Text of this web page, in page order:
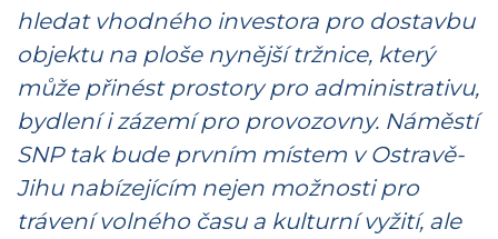
hledat vhodného investora pro dostavbu
objektu na ploše nynější tržnice, který
může přinést prostory pro administrativu,
bydlení i zázemí pro provozovny. Náměstí
SNP tak bude prvním místem v Ostravě-
Jihu nabízejícím nejen možnosti pro
trávení volného času a kulturní vyžití, ale